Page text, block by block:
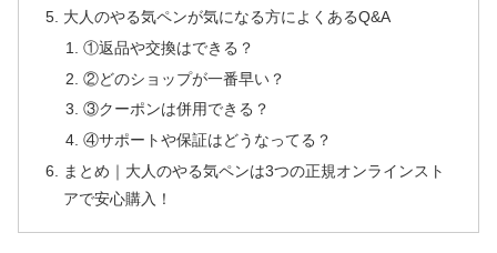
大人のやる気ペンが気になる方によくあるQ&A
①返品や交換はできる？
②どのショップが一番早い？
③クーポンは併用できる？
④サポートや保証はどうなってる？
まとめ｜大人のやる気ペンは3つの正規オンラインスト
アで安心購入！